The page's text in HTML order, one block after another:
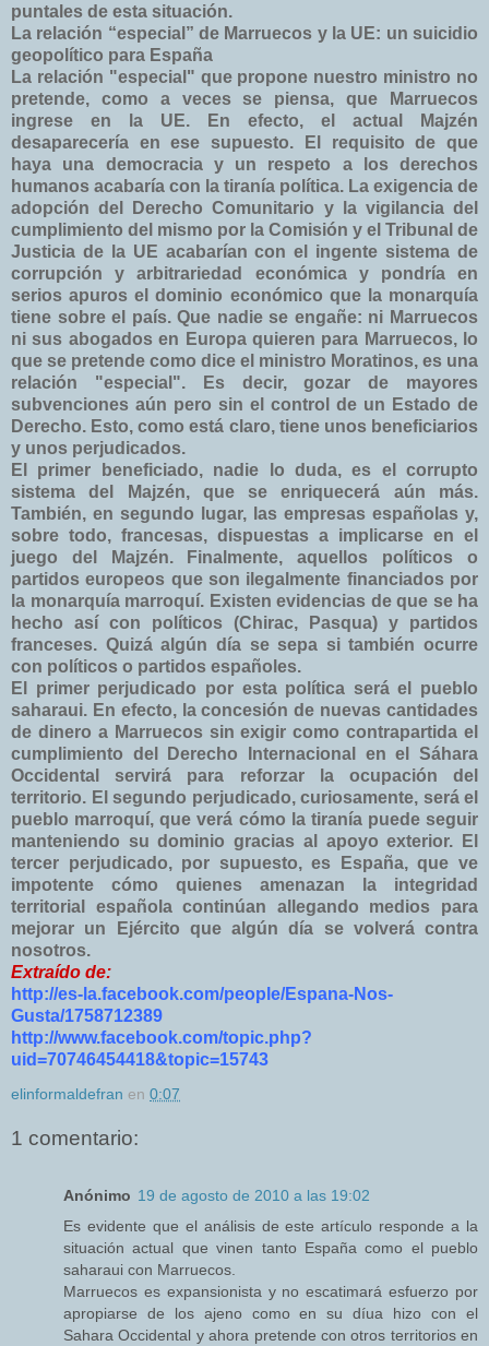
puntales de esta situación.
La relación “especial” de Marruecos y la UE: un suicidio
geopolítico para España
La relación "especial" que propone nuestro ministro no
pretende, como a veces se piensa, que Marruecos
ingrese en la UE. En efecto, el actual Majzén
desaparecería en ese supuesto. El requisito de que
haya una democracia y un respeto a los derechos
humanos acabaría con la tiranía política. La exigencia de
adopción del Derecho Comunitario y la vigilancia del
cumplimiento del mismo por la Comisión y el Tribunal de
Justicia de la UE acabarían con el ingente sistema de
corrupción y arbitrariedad económica y pondría en
serios apuros el dominio económico que la monarquía
tiene sobre el país. Que nadie se engañe: ni Marruecos
ni sus abogados en Europa quieren para Marruecos, lo
que se pretende como dice el ministro Moratinos, es una
relación "especial". Es decir, gozar de mayores
subvenciones aún pero sin el control de un Estado de
Derecho. Esto, como está claro, tiene unos beneficiarios
y unos perjudicados.
El primer beneficiado, nadie lo duda, es el corrupto
sistema del Majzén, que se enriquecerá aún más.
También, en segundo lugar, las empresas españolas y,
sobre todo, francesas, dispuestas a implicarse en el
juego del Majzén. Finalmente, aquellos políticos o
partidos europeos que son ilegalmente financiados por
la monarquía marroquí. Existen evidencias de que se ha
hecho así con políticos (Chirac, Pasqua) y partidos
franceses. Quizá algún día se sepa si también ocurre
con políticos o partidos españoles.
El primer perjudicado por esta política será el pueblo
saharaui. En efecto, la concesión de nuevas cantidades
de dinero a Marruecos sin exigir como contrapartida el
cumplimiento del Derecho Internacional en el Sáhara
Occidental servirá para reforzar la ocupación del
territorio. El segundo perjudicado, curiosamente, será el
pueblo marroquí, que verá cómo la tiranía puede seguir
manteniendo su dominio gracias al apoyo exterior. El
tercer perjudicado, por supuesto, es España, que ve
impotente cómo quienes amenazan la integridad
territorial española continúan allegando medios para
mejorar un Ejército que algún día se volverá contra
nosotros.
Extraído de:
http://es-la.facebook.com/people/Espana-Nos-
Gusta/1758712389
http://www.facebook.com/topic.php?
uid=70746454418&topic=15743
elinformaldefran en 0:07
1 comentario:
Anónimo 19 de agosto de 2010 a las 19:02
Es evidente que el análisis de este artículo responde a la
situación actual que vinen tanto España como el pueblo
saharaui con Marruecos.
Marruecos es expansionista y no escatimará esfuerzo por
apropiarse de los ajeno como en su díua hizo con el
Sahara Occidental y ahora pretende con otros territorios en